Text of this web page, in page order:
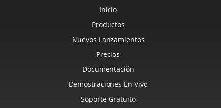
Inicio
Productos
Nuevos Lanzamientos
Precios
Documentación
Demostraciones En Vivo
Soporte Gratuito